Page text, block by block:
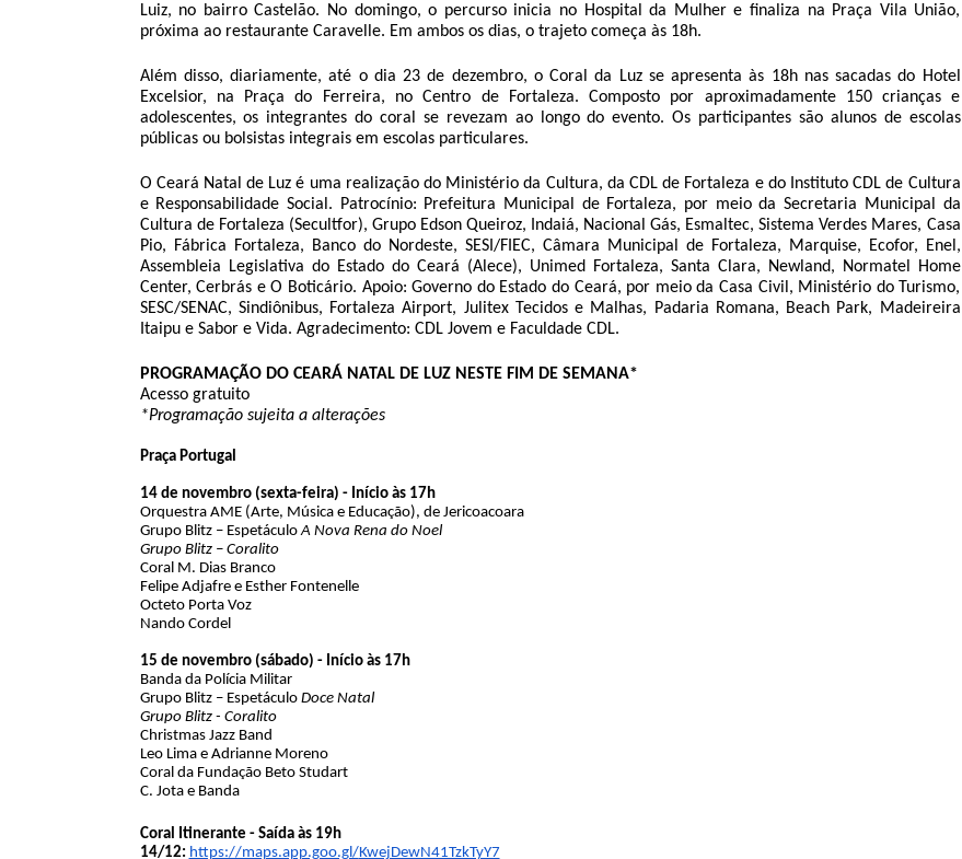
Luiz, no bairro Castelão. No domingo, o percurso inicia no Hospital da Mulher e finaliza na Praça Vila União,
próxima ao restaurante Caravelle. Em ambos os dias, o trajeto começa às 18h.
Além disso, diariamente, até o dia 23 de dezembro, o Coral da Luz se apresenta às 18h nas sacadas do Hotel
Excelsior, na Praça do Ferreira, no Centro de Fortaleza. Composto por aproximadamente 150 crianças e
adolescentes, os integrantes do coral se revezam ao longo do evento. Os participantes são alunos de escolas
públicas ou bolsistas integrais em escolas particulares.
O Ceará Natal de Luz é uma realização do Ministério da Cultura, da CDL de Fortaleza e do Instituto CDL de Cultura
e Responsabilidade Social. Patrocínio: Prefeitura Municipal de Fortaleza, por meio da Secretaria Municipal da
Cultura de Fortaleza (Secultfor), Grupo Edson Queiroz, Indaiá, Nacional Gás, Esmaltec, Sistema Verdes Mares, Casa
Pio, Fábrica Fortaleza, Banco do Nordeste, SESI/FIEC, Câmara Municipal de Fortaleza, Marquise, Ecofor, Enel,
Assembleia Legislativa do Estado do Ceará (Alece), Unimed Fortaleza, Santa Clara, Newland, Normatel Home
Center, Cerbrás e O Boticário. Apoio: Governo do Estado do Ceará, por meio da Casa Civil, Ministério do Turismo,
SESC/SENAC, Sindiônibus, Fortaleza Airport, Julitex Tecidos e Malhas, Padaria Romana, Beach Park, Madeireira
Itaipu e Sabor e Vida. Agradecimento: CDL Jovem e Faculdade CDL.
PROGRAMAÇÃO DO CEARÁ NATAL DE LUZ NESTE FIM DE SEMANA*
Acesso gratuito
*Programação sujeita a alterações
Praça Portugal
14 de novembro (sexta-feira) - Início às 17h
Orquestra AME (Arte, Música e Educação), de Jericoacoara
Grupo Blitz – EspetáculoA Nova Rena do Noel
Grupo Blitz – Coralito
Coral M. Dias Branco
Felipe Adjafre e Esther Fontenelle
Octeto Porta Voz
Nando Cordel
15 de novembro (sábado) - Início às 17h
Banda da Polícia Militar
Grupo Blitz – Espetáculo Doce Natal
Grupo Blitz - Coralito
Christmas Jazz Band
Leo Lima e Adrianne Moreno
Coral da Fundação Beto Studart
C. Jota e Banda
Coral Itinerante - Saída às 19h
14/12: https://maps.app.goo.gl/KwejDewN41TzkTyY7